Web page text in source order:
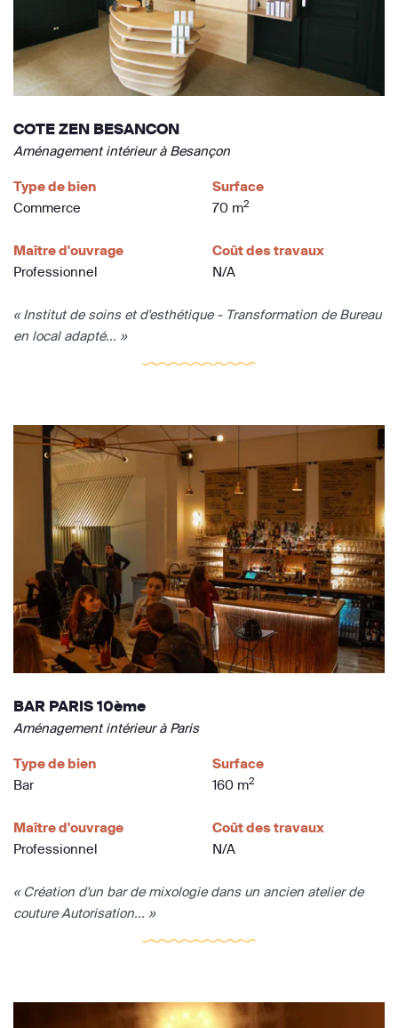
COTE ZEN BESANCON
Aménagement intérieur à Besançon
Type de bien
Commerce
Surface
70 m2
Maître d'ouvrage
Professionnel
Coût des travaux
N/A
« Institut de soins et d'esthétique - Transformation de Bureau
en local adapté... »
BAR PARIS 10ème
Aménagement intérieur à Paris
Type de bien
Bar
Surface
160 m2
Maître d'ouvrage
Professionnel
Coût des travaux
N/A
« Création d'un bar de mixologie dans un ancien atelier de
couture Autorisation... »